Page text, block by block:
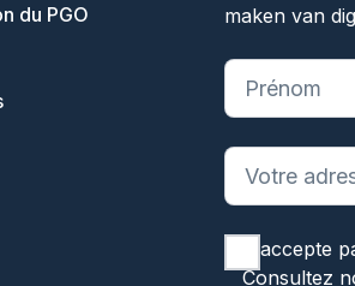
du PGO
maken van
"*" indique
J'accepte
Consultez